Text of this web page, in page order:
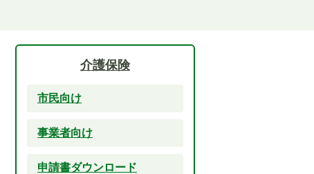
介護保険
市民向け
事業者向け
申請書ダウンロード